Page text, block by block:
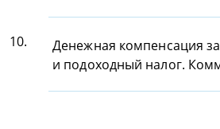
10.
Денежная компенсация
и подоходный налог.